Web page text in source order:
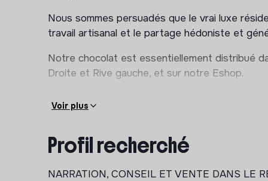
Nous sommes persuadés que le vrai luxe
travail artisanal et le partage hédoniste et
Notre chocolat est essentiellement distribué
Droite et Rive gauche, et sur notre Eshop.
Voir plus
Profil recherché
NARRATION, CONSEIL ET VENTE DANS LE